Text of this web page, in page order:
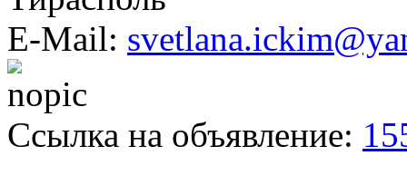
E-Mail:
Ссылка на объявление: